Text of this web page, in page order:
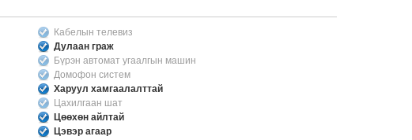
Кабелын телевиз
Дулаан граж
Бүрэн автомат угаалгын машин
Домофон систем
Харуул хамгаалалттай
Цахилгаан шат
Цөөхөн айлтай
Цэвэр агаар